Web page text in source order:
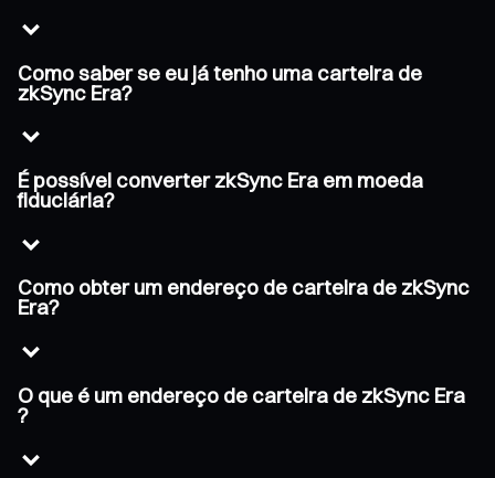
Como saber se eu já tenho uma carteira de
zkSync Era?
É possível converter zkSync Era em moeda
fiduciária?
Como obter um endereço de carteira de zkSync
Era?
O que é um endereço de carteira de zkSync Era
?